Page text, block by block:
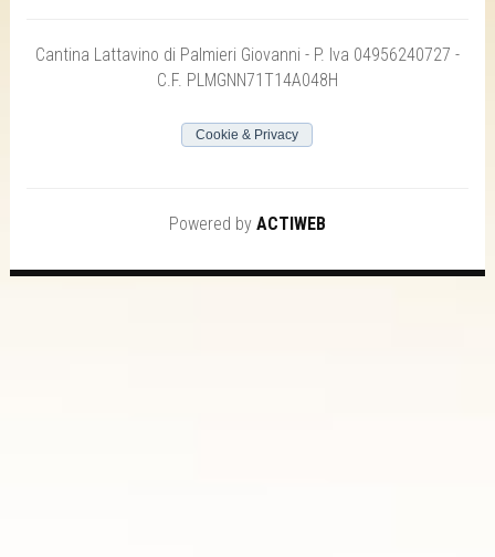
Cantina Lattavino di Palmieri Giovanni - P. Iva 04956240727 -
C.F. PLMGNN71T14A048H
Cookie & Privacy
Powered by ACTIWEB